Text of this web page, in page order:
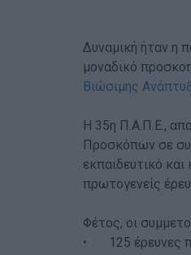
Δυναμική ήταν η
μοναδικό
Βιώσιμης
Η 35η Π.Α.Π.Ε.,
Προσκόπων σε
εκπαιδευτικό
πρωτογενείς
Φέτος, οι
•
125 έρευνες